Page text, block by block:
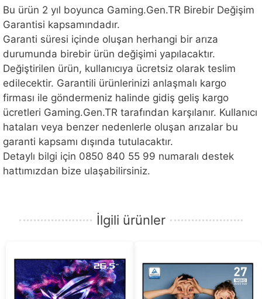
Bu ürün 2 yıl boyunca Gaming.Gen.TR Birebir Değişim
Garantisi kapsamındadır.
Garanti süresi içinde oluşan herhangi bir arıza
durumunda birebir ürün değişimi yapılacaktır.
Değiştirilen ürün, kullanıcıya ücretsiz olarak teslim
edilecektir. Garantili ürünlerinizi anlaşmalı kargo
firması ile göndermeniz halinde gidiş geliş kargo
ücretleri Gaming.Gen.TR tarafından karşılanır. Kullanıcı
hataları veya benzer nedenlerle oluşan arızalar bu
garanti kapsamı dışında tutulacaktır.
Detaylı bilgi için 0850 840 55 99 numaralı destek
hattımızdan bize ulaşabilirsiniz.
İlgili ürünler